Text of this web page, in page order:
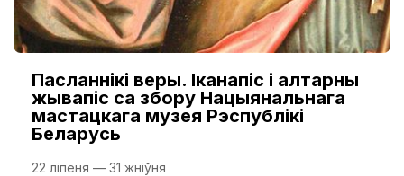
Пасланнікі веры. Іканапіс і алтарны
жывапіс са збору Нацыянальнага
мастацкага музея Рэспублікі
Беларусь
22 ліпеня — 31 жніўня